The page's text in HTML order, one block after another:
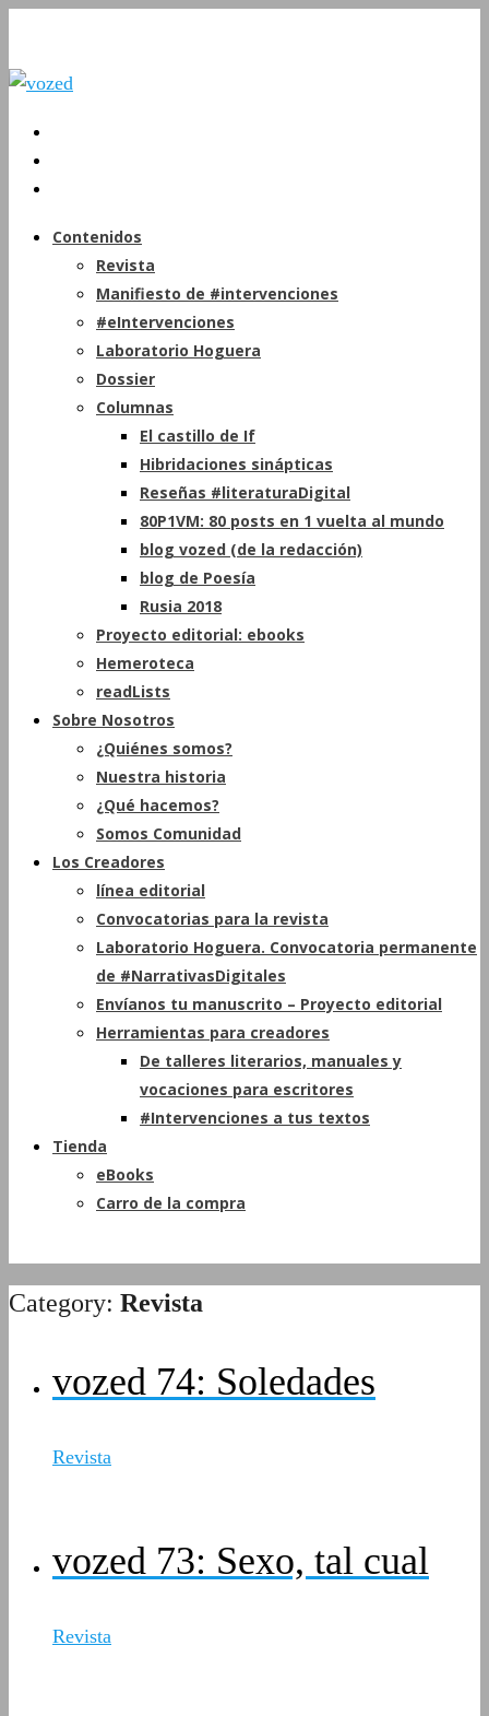
Contenidos
Revista
Manifiesto de #intervenciones
#eIntervenciones
Laboratorio Hoguera
Dossier
Columnas
El castillo de If
Hibridaciones sinápticas
Reseñas #literaturaDigital
80P1VM: 80 posts en 1 vuelta al mundo
blog vozed (de la redacción)
blog de Poesía
Rusia 2018
Proyecto editorial: ebooks
Hemeroteca
readLists
Sobre Nosotros
¿Quiénes somos?
Nuestra historia
¿Qué hacemos?
Somos Comunidad
Los Creadores
línea editorial
Convocatorias para la revista
Laboratorio Hoguera. Convocatoria permanente
de #NarrativasDigitales
Envíanos tu manuscrito – Proyecto editorial
Herramientas para creadores
De talleres literarios, manuales y
vocaciones para escritores
#Intervenciones a tus textos
Tienda
eBooks
Carro de la compra
Category: Revista
vozed 74: Soledades
Revista
vozed 73: Sexo, tal cual
Revista